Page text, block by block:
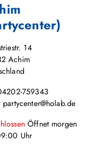
14
Achim
759343
Öffnet morgen
Uhr